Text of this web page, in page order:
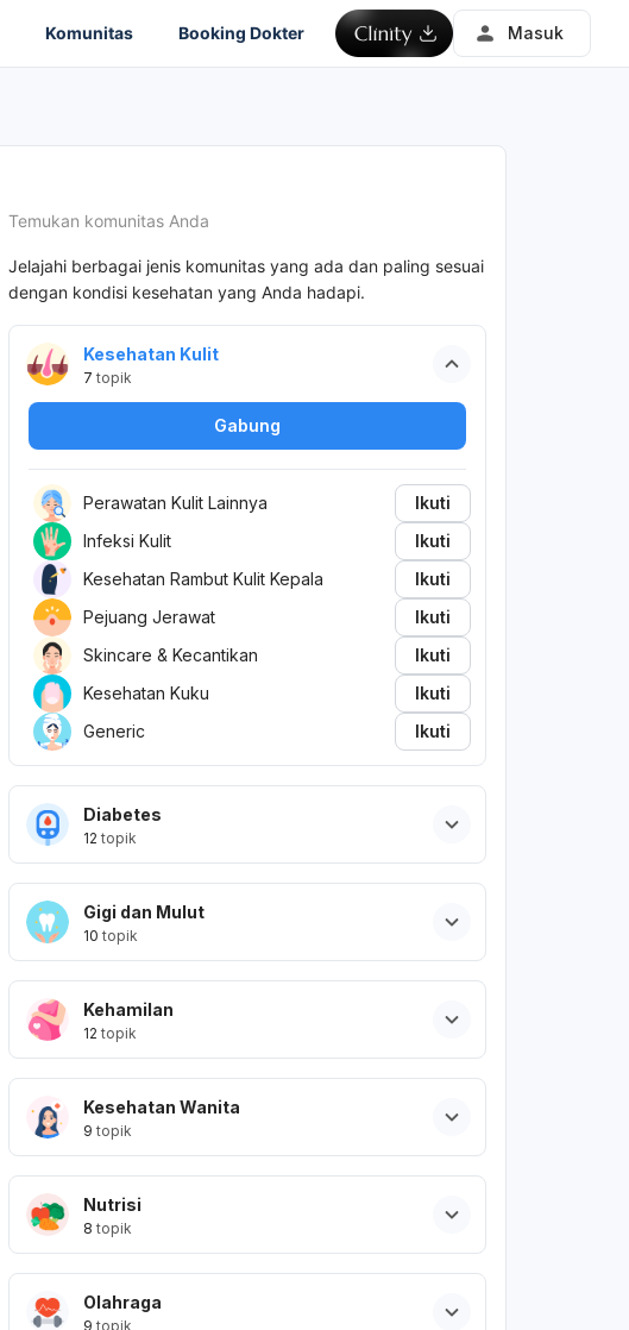
Komunitas Booking Dokter Masuk
Temukan komunitas Anda
Jelajahi berbagai jenis komunitas yang ada dan paling sesuai
dengan kondisi kesehatan yang Anda hadapi.
Kesehatan Kulit
7 topik
Gabung
Perawatan Kulit Lainnya
Ikuti
Infeksi Kulit
Ikuti
Kesehatan Rambut Kulit Kepala
Ikuti
Pejuang Jerawat
Ikuti
Skincare & Kecantikan
Ikuti
Kesehatan Kuku
Ikuti
Generic
Ikuti
Diabetes
12 topik
Gigi dan Mulut
10 topik
Kehamilan
12 topik
Kesehatan Wanita
9 topik
Nutrisi
8 topik
Olahraga
9 topik